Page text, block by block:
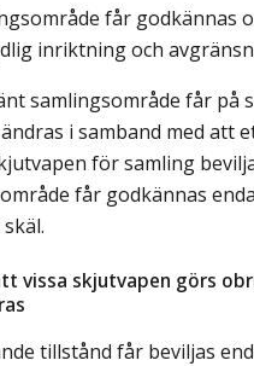
får godkännas
inriktning och
samlingsområde får på
i samband med att
för samling
får godkännas
vissa skjutvapen görs
tillstånd får beviljas